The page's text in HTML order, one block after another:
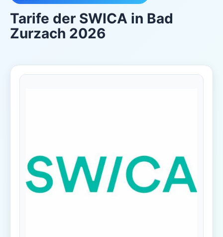
Tarife der SWICA in Bad
Zurzach 2026